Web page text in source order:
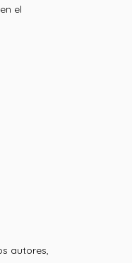
el
autores,